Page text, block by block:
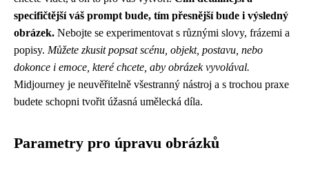
specifičtější váš prompt bude, tím přesnější bude i výsledný
obrázek. Nebojte se experimentovat s různými slovy, frázemi a
popisy. Můžete zkusit popsat scénu, objekt, postavu, nebo
dokonce i emoce, které chcete, aby obrázek vyvolával.
Midjourney je neuvěřitelně všestranný nástroj a s trochou praxe
budete schopni tvořit úžasná umělecká díla.
Parametry pro úpravu obrázků